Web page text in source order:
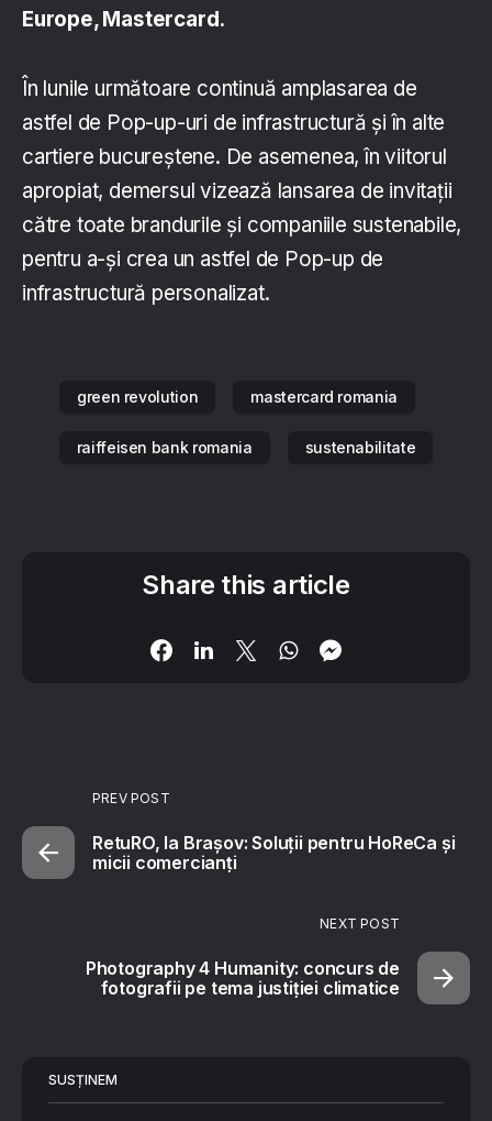
Europe, Mastercard.
În lunile următoare continuă amplasarea de
astfel de Pop-up-uri de infrastructură și în alte
cartiere bucureștene. De asemenea, în viitorul
apropiat, demersul vizează lansarea de invitații
către toate brandurile și companiile sustenabile,
pentru a-și crea un astfel de Pop-up de
infrastructură personalizat.
green revolution mastercard romania
raiffeisen bank romania sustenabilitate
Share this article
PREV POST
RetuRO, la Brașov: Soluții pentru HoReCa și
micii comercianți
NEXT POST
Photography 4 Humanity: concurs de
fotografii pe tema justiției climatice
SUSȚINEM